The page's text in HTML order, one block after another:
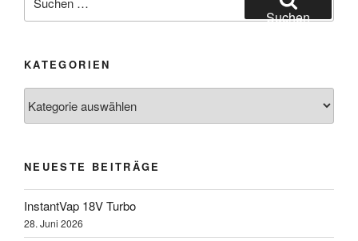
nach:
Suchen
KATEGORIEN
NEUESTE BEITRÄGE
InstantVap 18V Turbo
28. Juni 2026